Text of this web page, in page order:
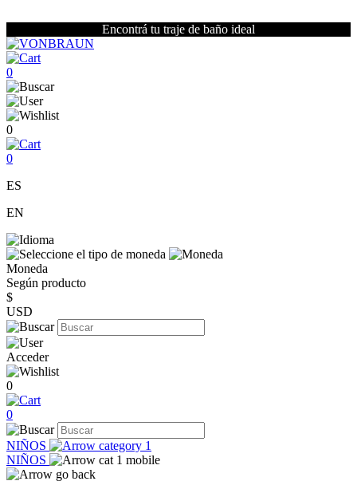
Encontrá tu traje de baño ideal
0
0
0
ES
EN
Moneda
Según producto
$
USD
Acceder
0
0
NIÑOS
NIÑOS